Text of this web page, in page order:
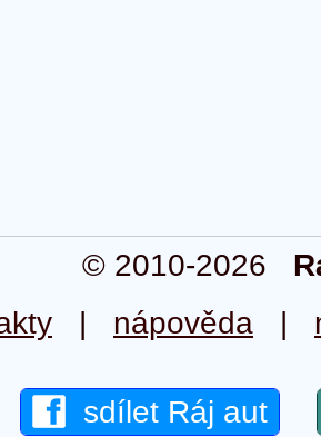
© 2010-2026
| nápověda |
sdílet Ráj aut